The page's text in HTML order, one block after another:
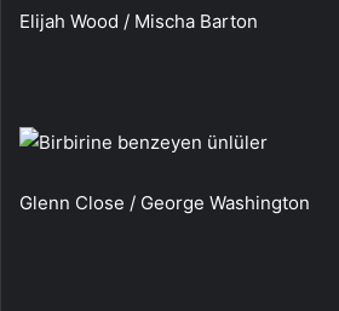
Elijah Wood / Mischa Barton
Glenn Close / George Washington